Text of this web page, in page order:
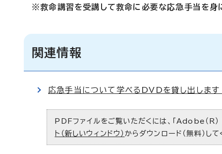
※救命講習を受講して救命に必要な応急手当を身に
関連情報
応急手当について学べるDVDを貸し出しま
PDFファイルをご覧いただくには、「Adobe（R
ト（新しいウィンドウ） からダウンロード（無料）して